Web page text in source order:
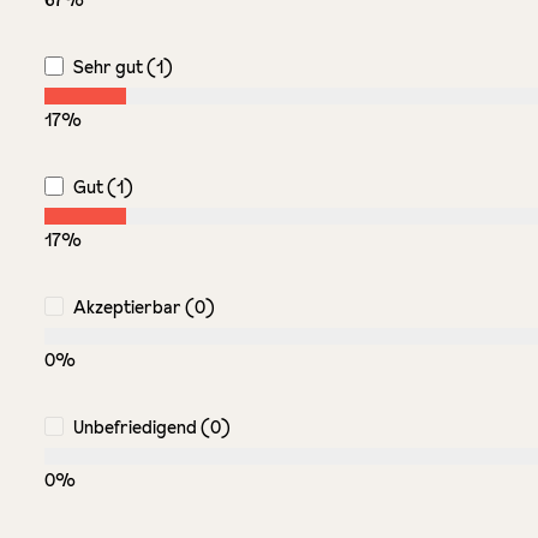
Sehr gut (1)
17%
Gut (1)
17%
Akzeptierbar (0)
0%
Unbefriedigend (0)
0%